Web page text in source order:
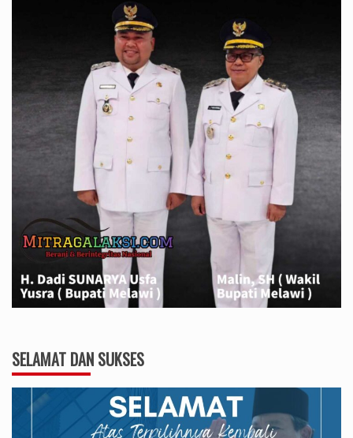
SELAMAT DAN SUKSES